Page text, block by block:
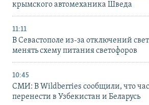
крымского автомеханика Шведа
11:11
В Севастополе из-за отключений
менять схему питания светофоров
10:45
СМИ: В Wildberries сообщили, что
перенести в Узбекистан и Беларусь